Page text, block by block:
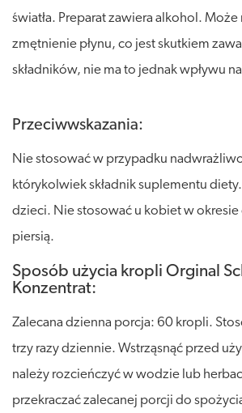
światła. Preparat zawiera alkohol.
zmętnienie płynu, co jest skutkiem
składników, nie ma to jednak wpływu
Przeciwwskazania:
Nie stosować w przypadku
którykolwiek składnik suplementu
dzieci. Nie stosować u kobiet w okresie
piersią.
Sposób użycia kropli Orginal
Konzentrat:
Zalecana dzienna porcja: 60 kropli.
trzy razy dziennie. Wstrząsnąć przed
należy rozcieńczyć w wodzie lub
przekraczać zalecanej porcji do